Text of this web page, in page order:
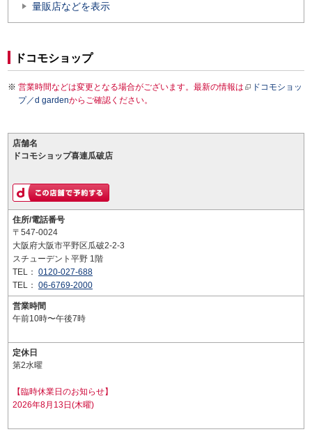
量販店などを表示
ドコモショップ
営業時間などは変更となる場合がございます。最新の情報は
ドコモショッ
プ／d gardenからご確認ください。
店舗名
ドコモショップ喜連瓜破店
住所/電話番号
〒547-0024
大阪府大阪市平野区瓜破2-2-3
スチューデント平野 1階
TEL： 0120-027-688
TEL： 06-6769-2000
営業時間
午前10時〜午後7時
定休日
第2水曜
【臨時休業日のお知らせ】
2026年8月13日(木曜)